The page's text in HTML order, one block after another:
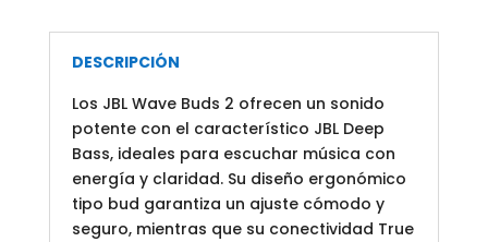
DESCRIPCIÓN
Los JBL Wave Buds 2 ofrecen un sonido
potente con el característico JBL Deep
Bass, ideales para escuchar música con
energía y claridad. Su diseño ergonómico
tipo bud garantiza un ajuste cómodo y
seguro, mientras que su conectividad True